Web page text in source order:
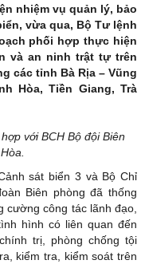
nhiệm vụ quản lý, bảo
vừa qua, Bộ Tư lệnh
phối hợp thực hiện
và an ninh trật tự trên
các tỉnh Bà Rịa – Vũng
Hòa, Tiền Giang, Trà
với BCH Bộ đội Biên
sát biển 3 và Bộ Chỉ
Biên phòng đã thống
cường công tác lãnh đạo,
hình có liên quan đến
trị, phòng chống tội
kiểm tra, kiểm soát trên